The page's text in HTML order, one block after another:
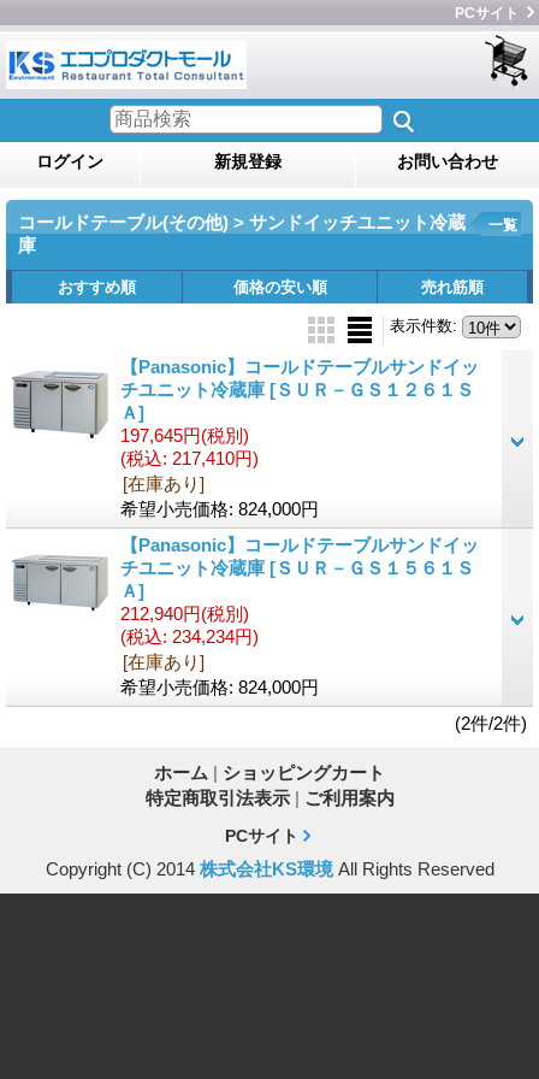
PCサイト
ログイン 新規登録 お問い合わせ
コールドテーブル(その他) > サンドイッチユニット冷蔵
庫
一覧
おすすめ順 価格の安い順 売れ筋順
表示件数:
【Panasonic】コールドテーブルサンドイッ
チユニット冷蔵庫 [ＳＵＲ－ＧＳ１２６１Ｓ
Ａ]
197,645円(税別)
(税込: 217,410円)
[在庫あり]
希望小売価格: 824,000円
【Panasonic】コールドテーブルサンドイッ
チユニット冷蔵庫 [ＳＵＲ－ＧＳ１５６１Ｓ
Ａ]
212,940円(税別)
(税込: 234,234円)
[在庫あり]
希望小売価格: 824,000円
(2件/2件)
ホーム | ショッピングカート
特定商取引法表示 | ご利用案内
PCサイト
Copyright (C) 2014 株式会社KS環境All Rights Reserved